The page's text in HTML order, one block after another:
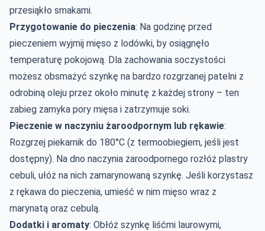
przesiąkło smakami.
Przygotowanie do pieczenia: Na godzinę przed
pieczeniem wyjmij mięso z lodówki, by osiągnęło
temperaturę pokojową. Dla zachowania soczystości
możesz obsmażyć szynkę na bardzo rozgrzanej patelni z
odrobiną oleju przez około minutę z każdej strony – ten
zabieg zamyka pory mięsa i zatrzymuje soki.
Pieczenie w naczyniu żaroodpornym lub rękawie:
Rozgrzej piekarnik do 180°C (z termoobiegiem, jeśli jest
dostępny). Na dno naczynia żaroodpornego rozłóż plastry
cebuli, ułóż na nich zamarynowaną szynkę. Jeśli korzystasz
z rękawa do pieczenia, umieść w nim mięso wraz z
marynatą oraz cebulą.
Dodatki i aromaty: Obłóż szynkę liśćmi laurowymi,